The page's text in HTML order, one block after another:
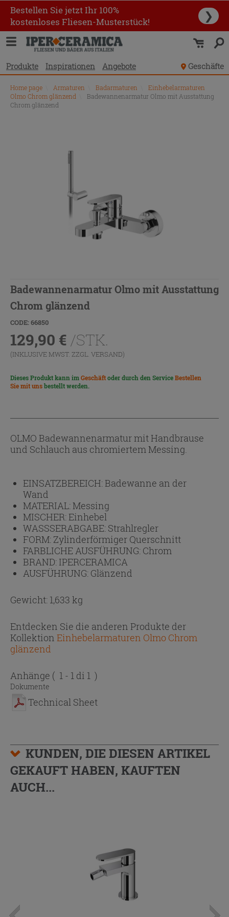
Bestellen Sie jetzt Ihr 100%
kostenloses Fliesen-Musterstück!
❯
Produkte Inspirationen Angebote Geschäfte
Home page Armaturen Badarmaturen
Einhebelarmaturen
Olmo Chrom glänzend
Badewannenarmatur Olmo mit Ausstattung
Chrom glänzend
Badewannenarmatur Olmo mit Ausstattung
Chrom glänzend
CODE: 66850
129,90 € /STK.
(INKLUSIVE MWST. ZZGL. VERSAND)
Dieses Produkt kann imGeschäftoder durch den ServiceBestellen
Sie mit unsbestellt werden.
OLMO Badewannenarmatur mit Handbrause
und Schlauch aus chromiertem Messing.
EINSATZBEREICH:Badewanne an der
Wand
MATERIAL:Messing
MISCHER:Einhebel
WASSSERABGABE: Strahlregler
FORM: Zylinderförmiger Querschnitt
FARBLICHE AUSFÜHRUNG: Chrom
BRAND: IPERCERAMICA
AUSFÜHRUNG: Glänzend
Gewicht: 1,633 kg
Entdecken Sie die anderen Produkte der
Kollektion Einhebelarmaturen Olmo Chrom
glänzend
Anhänge ( 1 - 1 di 1 )
Dokumente
Technical Sheet
KUNDEN, DIE DIESEN ARTIKEL
GEKAUFT HABEN, KAUFTEN
AUCH...